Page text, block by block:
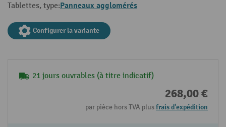
Tablettes, type:Panneaux agglomérés
Configurer la variante
21 jours ouvrables (à titre indicatif)
268,00 €
par pièce hors TVA plusfrais d'expédition